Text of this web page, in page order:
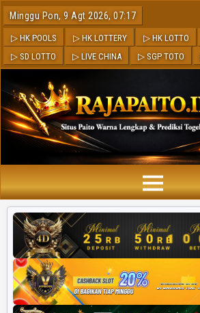
Minggu Pon, 9 Agt 2026, 07:17
▷ HK POOLS ▷ HK LOTTERY ▷ HK LOTTO
▷ SD LOTTO
▷ LIVE CHINA ▷ SGP TOTO